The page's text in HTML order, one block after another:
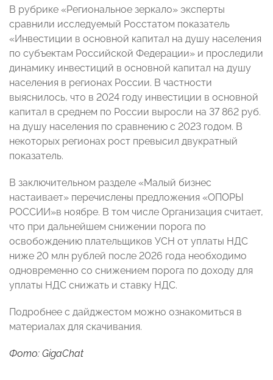
В рубрике «Региональное зеркало» эксперты
сравнили исследуемый Росстатом показатель
«Инвестиции в основной капитал на душу населения
по субъектам Российской Федерации» и проследили
динамику инвестиций в основной капитал на душу
населения в регионах России. В частности
выяснилось, что в 2024 году инвестиции в основной
капитал в среднем по России выросли на 37 862 руб.
на душу населения по сравнению с 2023 годом. В
некоторых регионах рост превысил двукратный
показатель.
В заключительном разделе «Малый бизнес
настаивает» перечислены предложения «ОПОРЫ
РОССИИ»в ноябре. В том числе Организация считает,
что при дальнейшем снижении порога по
освобождению плательщиков УСН от уплаты НДС
ниже 20 млн рублей после 2026 года необходимо
одновременно со снижением порога по доходу для
уплаты НДС снижать и ставку НДС.
Подробнее с дайджестом можно ознакомиться в
материалах для скачивания.
Фото: GigaChat